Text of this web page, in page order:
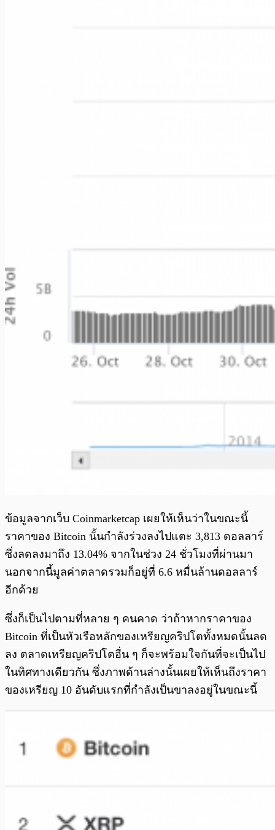
ข้อมูลจากเว็บ Coinmarketcap เผยให้เห็นว่าในขณะนี้
ราคาของ Bitcoin นั้นกำลังร่วงลงไปแตะ 3,813 ดอลลาร์
ซึ่งลดลงมาถึง 13.04% จากในช่วง 24 ชั่วโมงที่ผ่านมา
นอกจากนี้มูลค่าตลาดรวมก็อยู่ที่ 6.6 หมื่นล้านดอลลาร์
อีกด้วย
ซึ่งก็เป็นไปตามที่หลาย ๆ คนคาด ว่าถ้าหากราคาของ
Bitcoin ที่เป็นหัวเรือหลักของเหรียญคริปโตทั้งหมดนั้นลด
ลง ตลาดเหรียญคริปโตอื่น ๆ ก็จะพร้อมใจกันที่จะเป็นไป
ในทิศทางเดียวกัน ซึ่งภาพด้านล่างนั้นเผยให้เห็นถึงราคา
ของเหรียญ 10 อันดับแรกที่กำลังเป็นขาลงอยู่ในขณะนี้